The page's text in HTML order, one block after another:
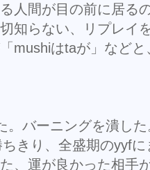
人間が目の前に居る
知らない、リプレイ
mushiはtaが」などと
。バーニングを潰し
きり、全盛期のyyf
、運が良かった相手